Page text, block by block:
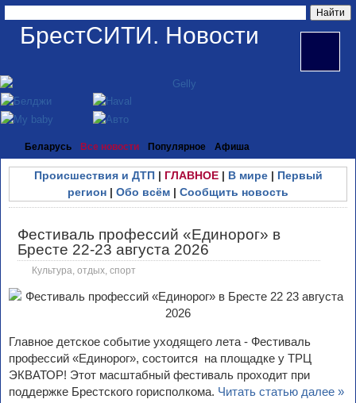
БрестСИТИ. Новости
Беларусь Все новости Популярное Афиша
Происшествия и ДТП| ГЛАВНОЕ| В мире| Первый
регион | Обо всём | Сообщить новость
Фестиваль профессий «Единорог» в
Бресте 22-23 августа 2026
Культура, отдых, спорт
Главное детское событие уходящего лета - Фестиваль
профессий «Единорог», состоится на площадке у ТРЦ
ЭКВАТОР! Этот масштабный фестиваль проходит при
поддержке Брестского горисполкома. Читать статью далее »